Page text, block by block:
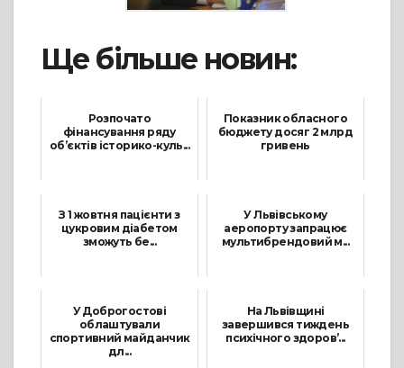
Ще більше новин:
Розпочато
фінансування ряду
об’єктів історико-куль...
Показник обласного
бюджету досяг 2 млрд
гривень
З 1 жовтня пацієнти з
цукровим діабетом
зможуть бе...
У Львівському
аеропорту запрацює
мультибрендовий м...
У Доброгостові
облаштували
спортивний майданчик
дл...
На Львівщині
завершився тиждень
психічного здоров’...